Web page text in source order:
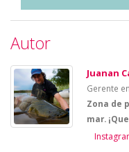
Autor
Juanan
Gerente
Zona de
mar.